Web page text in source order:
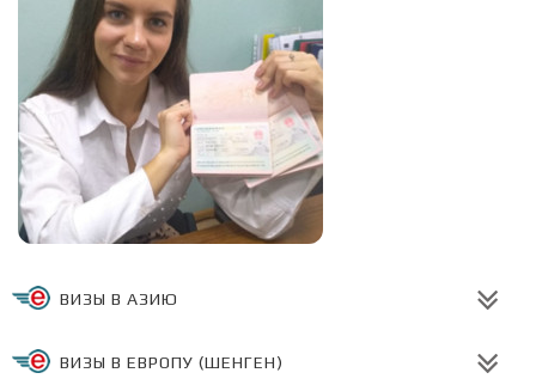
ВИЗЫ В АЗИЮ
ВИЗЫ В ЕВРОПУ (ШЕНГЕН)